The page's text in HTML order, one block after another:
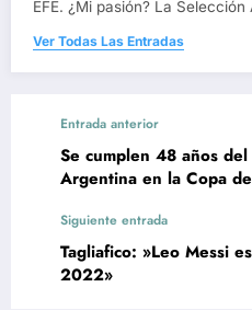
EFE. ¿Mi pasión? La Selección
Ver Todas Las Entradas
Entrada anterior
Se cumplen 48 años
Argentina en la Copa
Siguiente entrada
Tagliafico: »Leo Messi
2022»